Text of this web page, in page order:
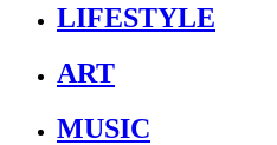
LIFESTYLE
ART
MUSIC